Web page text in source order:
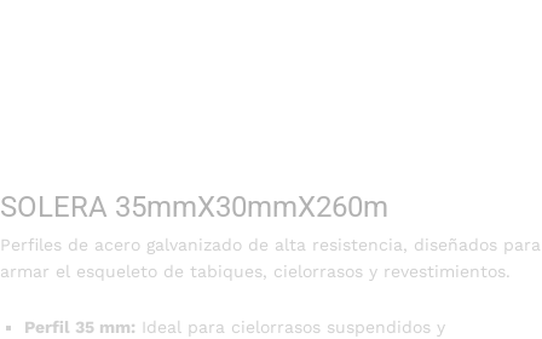
SOLERA 35mmX30mmX260m
Perfiles de acero galvanizado de alta resistencia, diseñados para
armar el esqueleto de tabiques, cielorrasos y revestimientos.
Perfil 35 mm: Ideal para cielorrasos suspendidos y